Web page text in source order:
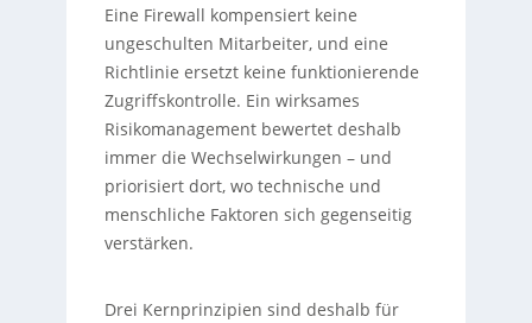
Eine Firewall kompensiert keine
ungeschulten Mitarbeiter, und eine
Richtlinie ersetzt keine funktionierende
Zugriffskontrolle. Ein wirksames
Risikomanagement bewertet deshalb
immer die Wechselwirkungen – und
priorisiert dort, wo technische und
menschliche Faktoren sich gegenseitig
verstärken.
Drei Kernprinzipien sind deshalb für